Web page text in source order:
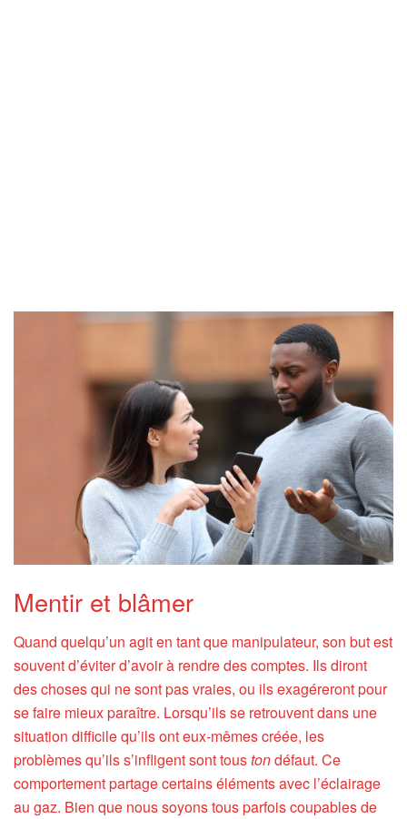
Mentir et blâmer
Quand quelqu’un agit en tant que manipulateur, son but est
souvent d’éviter d’avoir à rendre des comptes. Ils diront
des choses qui ne sont pas vraies, ou ils exagéreront pour
se faire mieux paraître. Lorsqu’ils se retrouvent dans une
situation difficile qu’ils ont eux-mêmes créée, les
problèmes qu’ils s’infligent sont toustondéfaut. Ce
comportement partage certains éléments avec l’éclairage
au gaz. Bien que nous soyons tous parfois coupables de